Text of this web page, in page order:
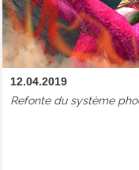
12.04.2019
Refonte du système